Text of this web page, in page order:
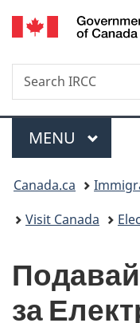
Search
Search
IRCC
Menu
MAIN
MENU
You
are
Canada.ca
Visit Canada
за